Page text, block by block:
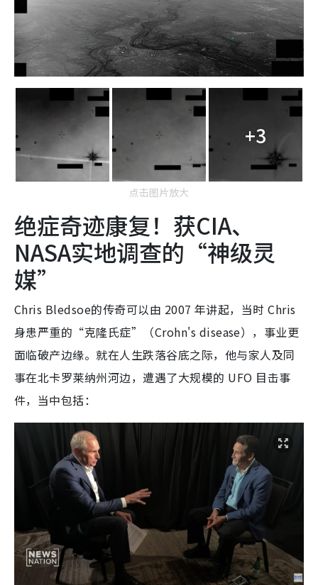
+3
点击图片放大
绝症奇迹康复！获CIA、
NASA实地调查的“神级灵
媒”
Chris Bledsoe的传奇可以由 2007 年讲起，当时 Chris
身患严重的“克隆氏症”（Crohn's disease），事业更
面临破产边缘。就在人生跌落谷底之际，他与家人及同
事在北卡罗莱纳州河边，遭遇了大规模的 UFO 目击事
件，当中包括：